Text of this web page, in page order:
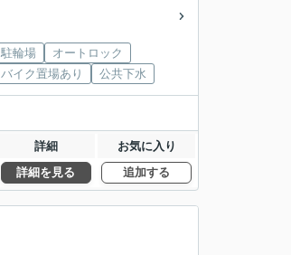
駐輪場
オートロック
バイク置場あり 公共下水
詳細 お気に入り
詳細を見る 追加する